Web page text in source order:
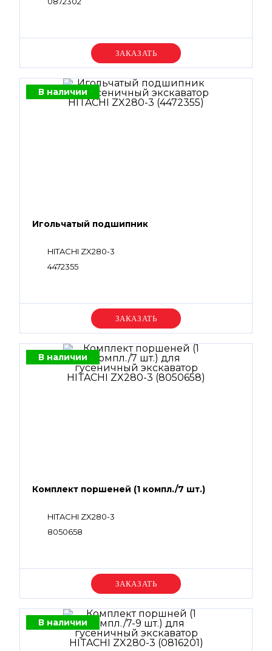
Уточняйте цену
В наличии
Игольчатый подшипник
HITACHI ZX280-3
4472355
Уточняйте цену
В наличии
Комплект поршеней (1 компл./7 шт.)
HITACHI ZX280-3
8050658
Уточняйте цену
В наличии